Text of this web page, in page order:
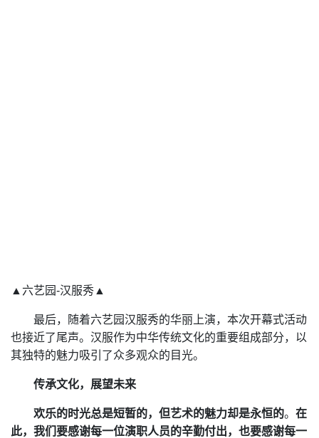
▲六艺园-汉服秀▲
最后，随着六艺园汉服秀的华丽上演，本次开幕式活动
也接近了尾声。汉服作为中华传统文化的重要组成部分，以
其独特的魅力吸引了众多观众的目光。
传承文化，展望未来
欢乐的时光总是短暂的，但艺术的魅力却是永恒的。 在
此，我们要感谢每一位演职人员的辛勤付出，也要感谢每一